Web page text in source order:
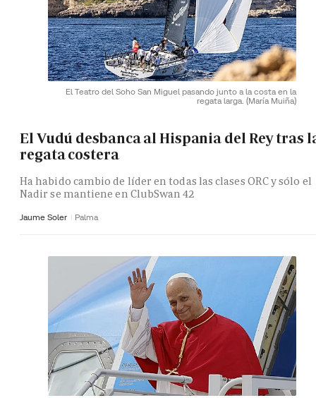
El Teatro del Soho San Miguel pasando junto a la costa en la
regata larga. (María Muiña)
El Vudú desbanca al Hispania del Rey tras
regata costera
Ha habido cambio de líder en todas las clases ORC y sólo el
Nadir se mantiene en ClubSwan 42
Jaume Soler Palma